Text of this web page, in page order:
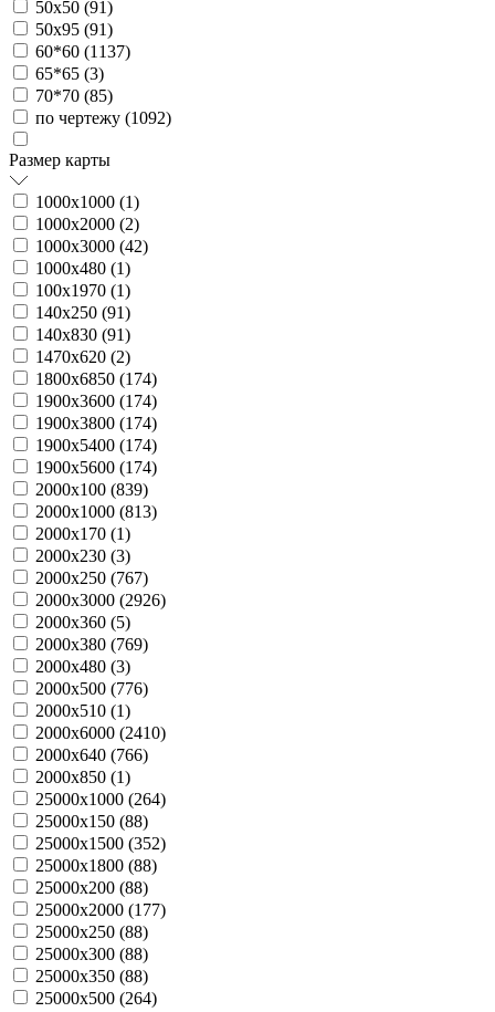
50х50 (91)
50х95 (91)
60*60 (1137)
65*65 (3)
70*70 (85)
по чертежу (1092)
Размер карты
1000х1000 (1)
1000х2000 (2)
1000х3000 (42)
1000х480 (1)
100х1970 (1)
140х250 (91)
140х830 (91)
1470х620 (2)
1800х6850 (174)
1900х3600 (174)
1900х3800 (174)
1900х5400 (174)
1900х5600 (174)
2000х100 (839)
2000х1000 (813)
2000х170 (1)
2000х230 (3)
2000х250 (767)
2000х3000 (2926)
2000х360 (5)
2000х380 (769)
2000х480 (3)
2000х500 (776)
2000х510 (1)
2000х6000 (2410)
2000х640 (766)
2000х850 (1)
25000х1000 (264)
25000х150 (88)
25000х1500 (352)
25000х1800 (88)
25000х200 (88)
25000х2000 (177)
25000х250 (88)
25000х300 (88)
25000х350 (88)
25000х500 (264)